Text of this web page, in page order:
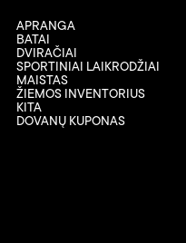
APRANGA
BATAI
DVIRAČIAI
SPORTINIAI LAIKRODŽIAI
MAISTAS
ŽIEMOS INVENTORIUS
KITA
DOVANŲ KUPONAS